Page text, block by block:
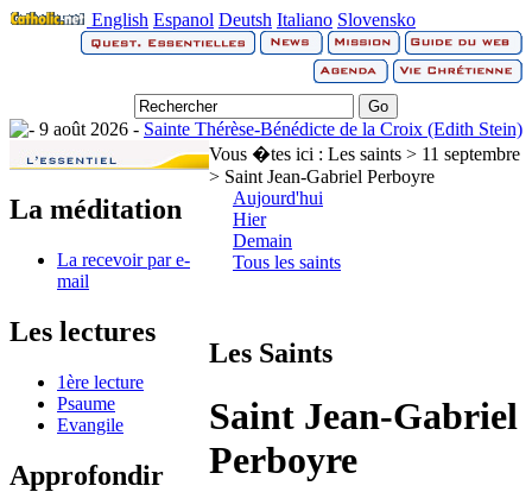
English Espanol Deutsh Italiano Slovensko
9 août 2026 - Sainte Thérèse-Bénédicte de la Croix (Edith Stein)
La méditation
La recevoir par e-
mail
Les lectures
1ère lecture
Psaume
Evangile
Approfondir
Vous �tes ici : Les saints > 11 septembre
> Saint Jean-Gabriel Perboyre
Aujourd'hui
Hier
Demain
Tous les saints
Les Saints
Saint Jean-Gabriel
Perboyre